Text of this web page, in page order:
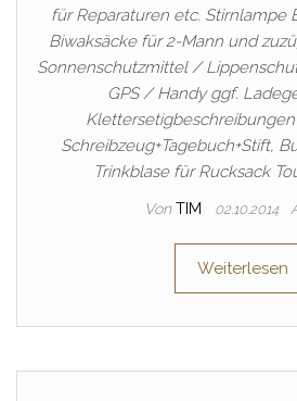
für Reparaturen etc. Stirnlampe
Biwaksäcke für 2-Mann und
Sonnenschutzmittel /
GPS / Handy ggf.
Schreibzeug+Tagebuch+Stift,
Trinkblase für Rucksack
Von TIM 02.10.2014
Weiterlesen